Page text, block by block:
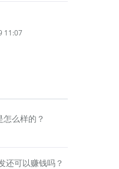
11:07
么样的？
还可以赚钱吗？